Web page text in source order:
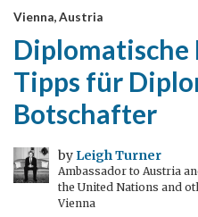
Vienna, Austria
Diplomatische
Tipps für
Botschafter
by Leigh Turner
Ambassador to Austria
the United Nations and
Vienna